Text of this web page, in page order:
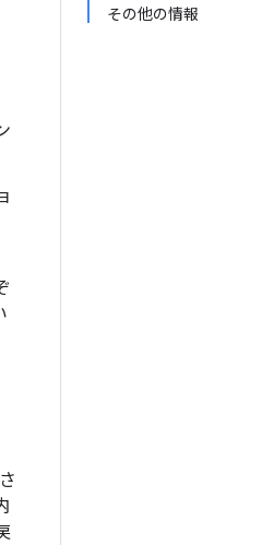
その他の情報